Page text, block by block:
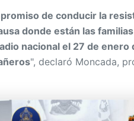
de conducir la
donde están las
nacional el 27 de
", declaró Moncada,